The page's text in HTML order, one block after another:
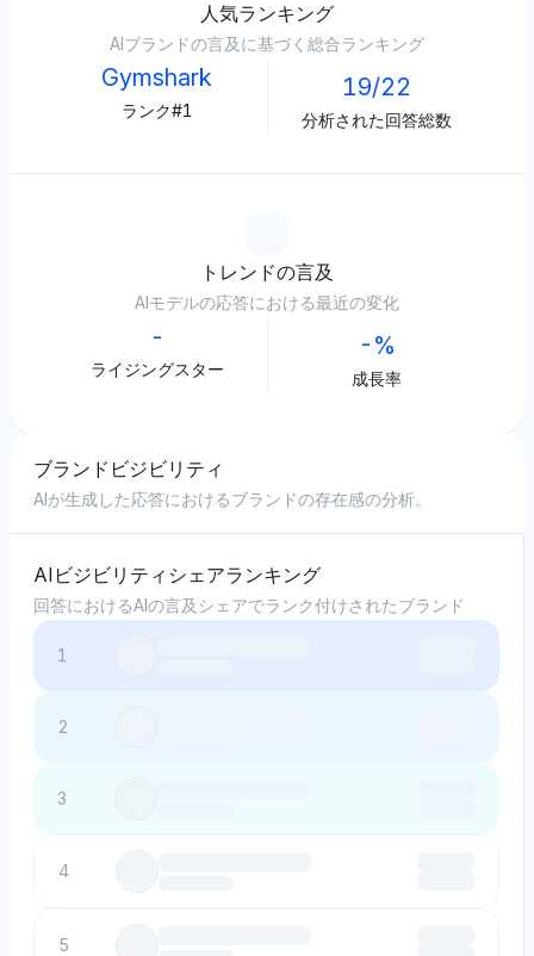
人気ランキング
AIブランドの言及に基づく総合ランキング
Gymshark
ランク#1
19/22
分析された回答総数
トレンドの言及
AIモデルの応答における最近の変化
-
ライジングスター
-%
成長率
ブランドビジビリティ
AIが生成した応答におけるブランドの存在感の分析。
AIビジビリティシェアランキング
回答におけるAIの言及シェアでランク付けされたブランド
1
2
3
4
5